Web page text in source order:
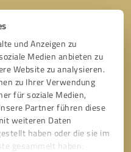
und Anzeigen zu
Medien anbieten zu
Website zu analysieren.
zu Ihrer Verwendung
für soziale Medien,
Partner führen diese
weiteren Daten
haben oder die sie im
gesammelt haben.